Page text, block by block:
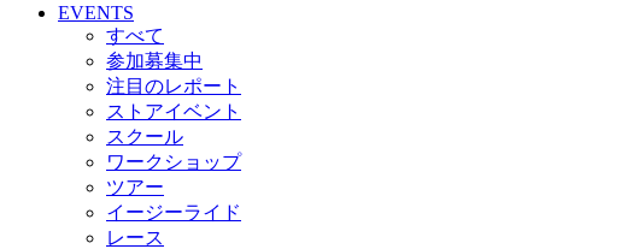
EVENTS
すべて
参加募集中
注目のレポート
ストアイベント
スクール
ワークショップ
ツアー
イージーライド
レース